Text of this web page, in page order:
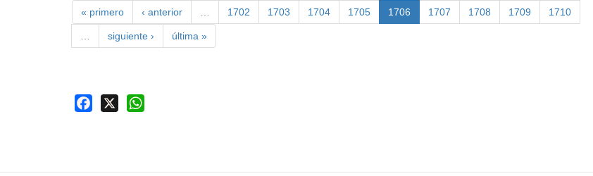
« primero ‹ anterior 1702 1703 1704 1705 1706 1707 1708 1709 1710
siguiente › última »
Facebook